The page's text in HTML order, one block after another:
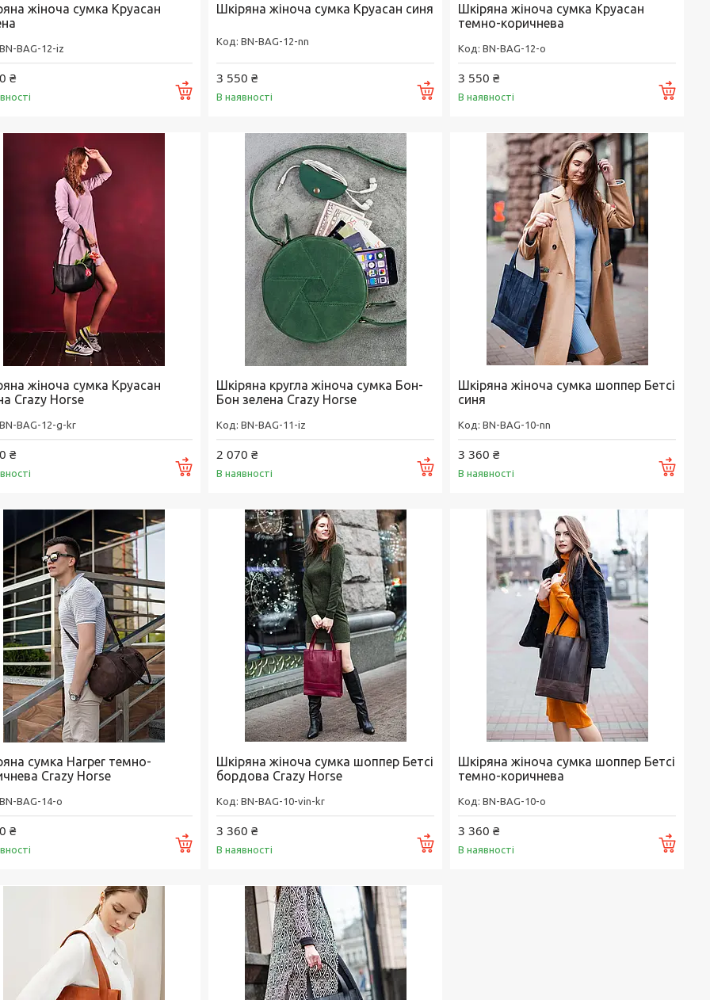
жіноча сумка Круасан
BN-BAG-12-iz
₴
Купити
Шкіряна жіноча сумка Круасан синя
BN-BAG-12-nn
3 550 ₴
В наявності Купити
Шкіряна жіноча сумка Круасан
темно-коричнева
BN-BAG-12-o
3 550 ₴
В наявності
жіноча сумка Круасан
Crazy Horse
BN-BAG-12-g-kr
₴
Купити
Шкіряна кругла жіноча сумка Бон-
Бон зелена Crazy Horse
BN-BAG-11-iz
2 070 ₴
В наявності Купити
Шкіряна жіноча сумка шоппер Бетсі
синя
BN-BAG-10-nn
3 360 ₴
В наявності
сумка Harper темно-
Crazy Horse
BN-BAG-14-o
₴
Купити
Шкіряна жіноча сумка шоппер Бетсі
бордова Crazy Horse
BN-BAG-10-vin-kr
3 360 ₴
В наявності Купити
Шкіряна жіноча сумка шоппер Бетсі
темно-коричнева
BN-BAG-10-o
3 360 ₴
В наявності